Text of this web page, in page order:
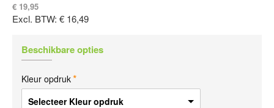
€ 19,95
Excl. BTW: € 16,49
Beschikbare opties
Kleur opdruk
Selecteer Kleur opdruk